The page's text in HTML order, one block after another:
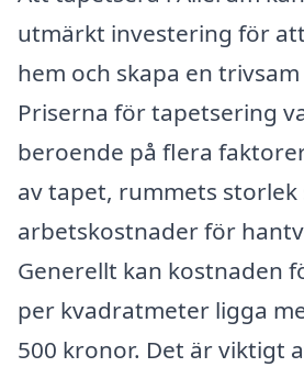
utmärkt investering för
hem och skapa en
Priserna för tapetsering
beroende på flera
av tapet, rummets storlek
arbetskostnader för
Generellt kan kostnaden
per kvadratmeter ligga
500 kronor. Det är viktigt